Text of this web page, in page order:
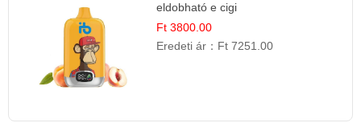
eldobható e cigi
Ft 3800.00
Eredeti ár： Ft 7251.00